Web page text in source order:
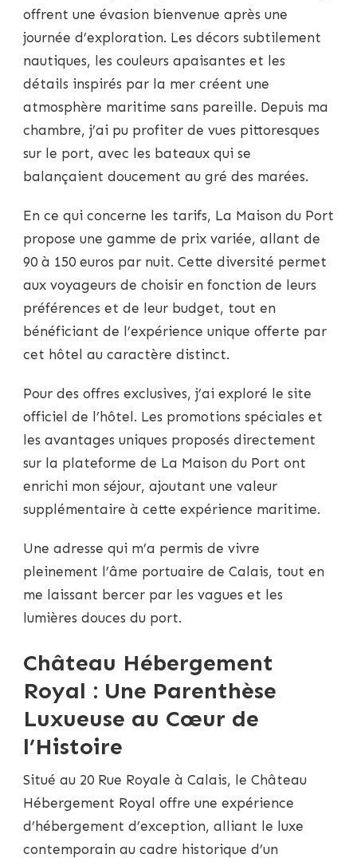
offrent une évasion bienvenue après une
journée d’exploration. Les décors subtilement
nautiques, les couleurs apaisantes et les
détails inspirés par la mer créent une
atmosphère maritime sans pareille. Depuis ma
chambre, j’ai pu profiter de vues pittoresques
sur le port, avec les bateaux qui se
balançaient doucement au gré des marées.
En ce qui concerne les tarifs, La Maison du Port
propose une gamme de prix variée, allant de
90 à 150 euros par nuit. Cette diversité permet
aux voyageurs de choisir en fonction de leurs
préférences et de leur budget, tout en
bénéficiant de l’expérience unique offerte par
cet hôtel au caractère distinct.
Pour des offres exclusives, j’ai exploré le site
officiel de l’hôtel. Les promotions spéciales et
les avantages uniques proposés directement
sur la plateforme de La Maison du Port ont
enrichi mon séjour, ajoutant une valeur
supplémentaire à cette expérience maritime.
Une adresse qui m’a permis de vivre
pleinement l’âme portuaire de Calais, tout en
me laissant bercer par les vagues et les
lumières douces du port.
Château Hébergement
Royal : Une Parenthèse
Luxueuse au Cœur de
l’Histoire
Situé au 20 Rue Royale à Calais, le Château
Hébergement Royal offre une expérience
d’hébergement d’exception, alliant le luxe
contemporain au cadre historique d’un